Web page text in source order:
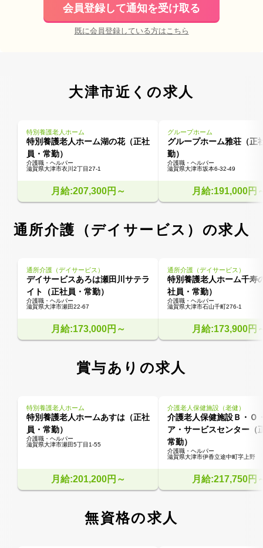
会員登録して通知を受け取る
既に会員登録している方はこちら
大津市近くの求人
特別養護老人ホーム
特別養護老人ホーム湖の花（正社
員・常勤）
介護職・ヘルパー
滋賀県大津市衣川2丁目27-1
月給:207,300円～
グループホーム
グループホーム雅荘（正
勤）
介護職・ヘルパー
滋賀県大津市坂本6-32-49
月給:191,000円
通所介護（デイサービス）の求人
通所介護（デイサービス）
デイサービスあろは瀬田川サテラ
イト（正社員・常勤）
介護職・ヘルパー
滋賀県大津市瀬田22-67
月給:173,000円～
通所介護（デイサービス）
特別養護老人ホーム千寿
社員・常勤）
介護職・ヘルパー
滋賀県大津市石山千町276-1
月給:173,900円
賞与ありの求人
特別養護老人ホーム
特別養護老人ホームあすは（正社
員・常勤）
介護職・ヘルパー
滋賀県大津市瀬田5丁目1-55
月給:201,200円～
介護老人保健施設（老健）
介護老人保健施設Ｂ・Ｏ
ア・サービスセンター（
常勤）
介護職・ヘルパー
滋賀県大津市伊香立途中町字上野
月給:217,750円
無資格の求人